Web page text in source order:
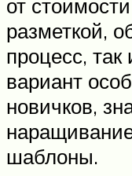
от
разметкой,
процесс,
вариант
новичков,
шаблоны.